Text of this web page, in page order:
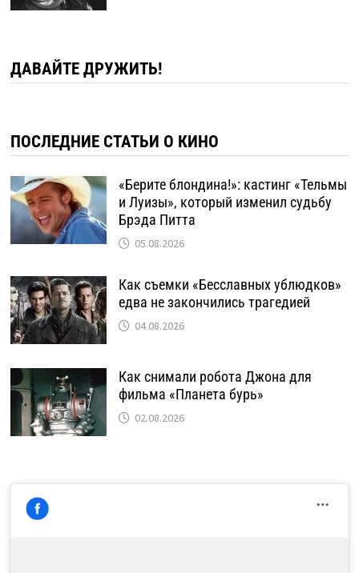
ДАВАЙТЕ ДРУЖИТЬ!
ПОСЛЕДНИЕ СТАТЬИ О КИНО
«Берите блондина!»: кастинг «Тельмы
и Луизы», который изменил судьбу
Брэда Питта
05.08.2026
Как съемки «Бесславных ублюдков»
едва не закончились трагедией
04.08.2026
Как снимали робота Джона для
фильма «Планета бурь»
02.08.2026